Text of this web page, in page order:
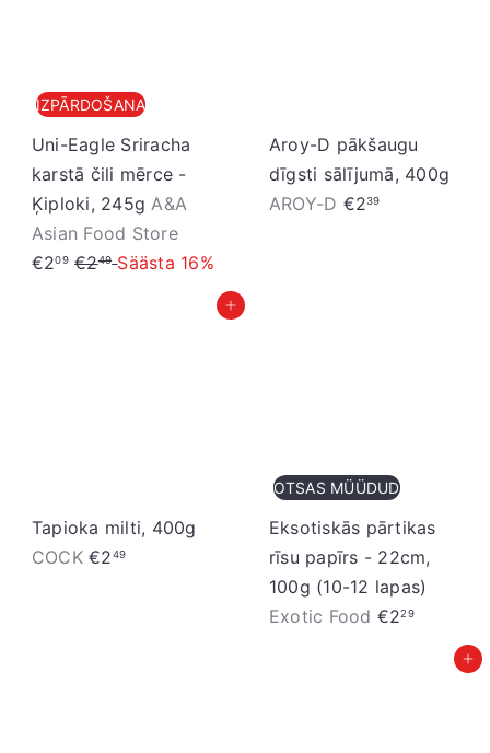
IZPĀRDOŠANA
Uni-Eagle Sriracha
karstā čili mērce -
Ķiploki, 245g A&A
Asian Food StoreI
z
a
€209 P
n
a
€249 Säästa 16%
Aroy-D pākšaugu
dīgsti sālījumā, 400g
AROY-D €239
Pievienot grozam
Tapioka milti, 400g
COCK€249
OTSAS MÜÜDUD
Eksotiskās pārtikas
rīsu papīrs - 22cm,
100g (10-12 lapas)
Exotic Food €229
Pievienot grozam